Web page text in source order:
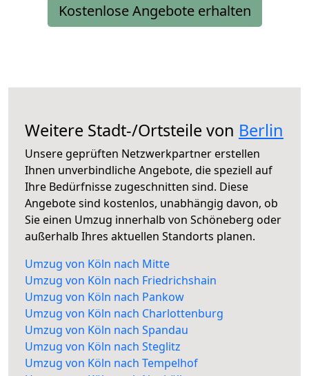
Kostenlose Angebote erhalten
Weitere Stadt-/Ortsteile von Berlin
Unsere geprüften Netzwerkpartner erstellen
Ihnen unverbindliche Angebote, die speziell auf
Ihre Bedürfnisse zugeschnitten sind. Diese
Angebote sind kostenlos, unabhängig davon, ob
Sie einen Umzug innerhalb von Schöneberg oder
außerhalb Ihres aktuellen Standorts planen.
Umzug von Köln nach Mitte
Umzug von Köln nach Friedrichshain
Umzug von Köln nach Pankow
Umzug von Köln nach Charlottenburg
Umzug von Köln nach Spandau
Umzug von Köln nach Steglitz
Umzug von Köln nach Tempelhof